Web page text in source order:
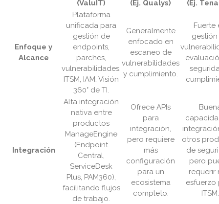
(ValuIT)
(Ej. Qualys)
(Ej.
Enfoque y
Alcance
Plataforma
unificada para
gestión de
endpoints,
parches,
vulnerabilidades,
ITSM, IAM. Visión
360° de TI.
Generalmente
enfocado en
escaneo de
vulnerabilidades
y cumplimiento.
Fuerte
Integración
Alta integración
nativa entre
productos
ManageEngine
(Endpoint
Central,
ServiceDesk
Plus, PAM360),
facilitando flujos
de trabajo.
Ofrece APIs
para
integración,
pero requiere
más
configuración
para un
ecosistema
completo.
otros
de
pero
requerir
esfuerzo
ITSM.